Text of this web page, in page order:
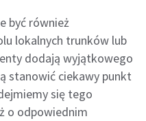
być również
lokalnych trunków lub
dodają wyjątkowego
stanowić ciekawy punkt
się tego
o odpowiednim